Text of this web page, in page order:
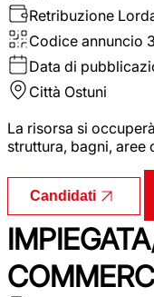
Retribuzione
Codice annuncio
Data di
Città Ostuni
La risorsa si
struttura, bagni, aree
Candidati